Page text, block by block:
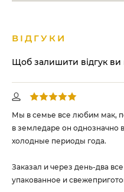
ВІДГУКИ
Мы в семье все любим мак,
в земледаре он однозначно
холодные периоды года.
Заказал и через день-два
упакованное и
Щоб залишити відгук ви